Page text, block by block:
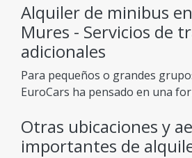
expertos y profesionales, donde
y la discreción están siempre
precio asequible. Además de los
regulares de alquiler de
podemos ofrecer a nuestros
servicios que les permitirán
ellos es eltraslado desde el
Targu Muresy está destinado
Alquiler de minibus
Mures - Servicios de
adicionales
Para pequeños o grandes
EuroCars ha pensado en una
Ofrecemos las mejores ofertas
minibús en Targu Murespara
Otras ubicaciones y
importantes de